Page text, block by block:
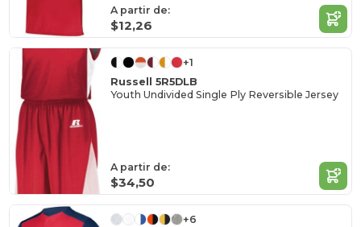
A partir de:
$12,26
+1
Russell 5R5DLB
Youth Undivided Single Ply Reversible Jersey
A partir de:
$34,50
+6